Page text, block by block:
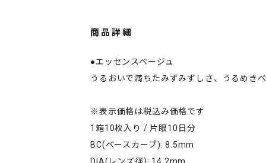
商品詳細
●エッセンスベージュ
うるおいで満ちたみずみずしさ、うるめき
※表示価格は税込み価格です
1箱10枚入り / 片眼10日分
BC(ベースカーブ): 8.5mm